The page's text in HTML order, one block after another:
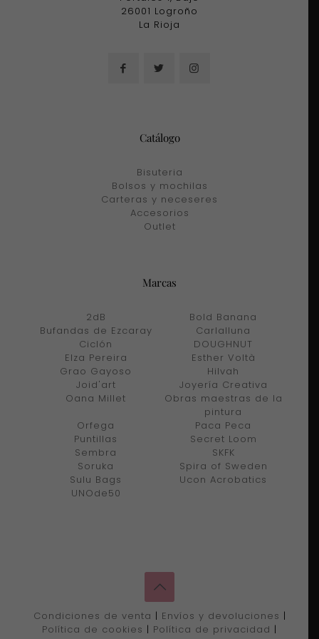
26001 Logroño
La Rioja
Catálogo
Bisuteria
Bolsos y mochilas
Carteras y neceseres
Accesorios
Outlet
Marcas
2dB
Bold Banana
Bufandas de Ezcaray
Carlalluna
Ciclón
DOUGHNUT
Elza Pereira
Esther Voltà
Grao Gayoso
Hilvah
Joid'art
Joyería Creativa
Oana Millet
Obras maestras de la
pintura
Orfega
Paca Peca
Puntillas
Secret Loom
Sembra
SKFK
Soruka
Spira of Sweden
Sulu Bags
Ucon Acrobatics
UNOde50
Condiciones de venta | Envíos y devoluciones |
Política de cookies | Política de privacidad |